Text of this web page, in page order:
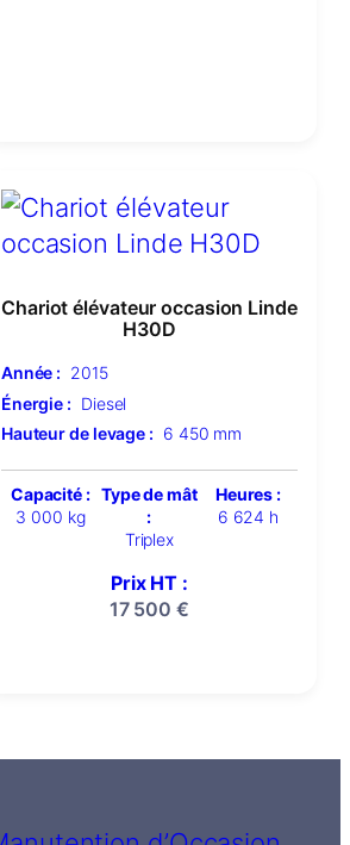
Chariot élévateur occasion Linde
H30D
Année : 2015
Énergie : Diesel
Hauteur de levage : 6 450 mm
Capacité :
3 000 kg
Type de mât
:
Triplex
Heures :
6 624 h
Prix HT :
17 500€